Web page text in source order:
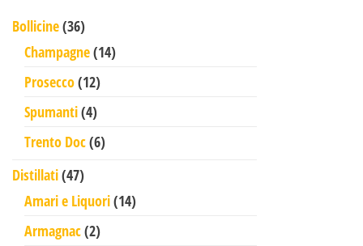
Bollicine 3636 prodotti
Champagne 1414 prodotti
Prosecco 1212 prodotti
Spumanti 44 prodotti
Trento Doc 66 prodotti
Distillati 4747 prodotti
Amari e Liquori 1414 prodotti
Armagnac 22 prodotti